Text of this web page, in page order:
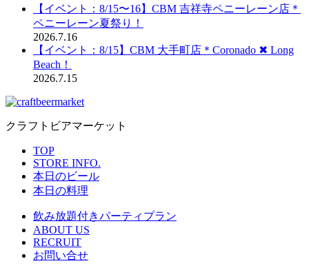
【イベント：8/15〜16】CBM 吉祥寺ペニーレーン店＊
ペニーレーン夏祭り！
2026.7.16
【イベント：8/15】CBM 大手町店＊Coronado ✖︎ Long
Beach！
2026.7.15
クラフトビアマーケット
TOP
STORE INFO.
本日のビール
本日の料理
飲み放題付きパーティプラン
ABOUT US
RECRUIT
お問い合せ